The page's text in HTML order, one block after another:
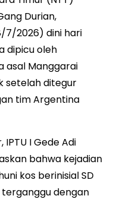
Durian,
7/2026) dini hari
dipicu oleh
asal Manggarai
setelah ditegur
tim Argentina
I Gede Adi
bahwa kejadian
kos berinisial SD
terganggu dengan